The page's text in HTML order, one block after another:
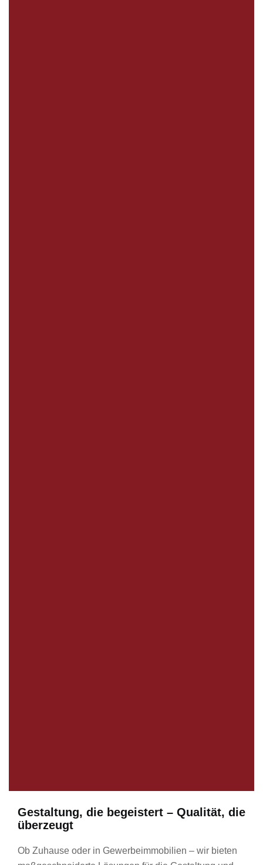
Gestaltung, die begeistert – Qualität, die
überzeugt
Ob Zuhause oder in Gewerbeimmobilien – wir bieten